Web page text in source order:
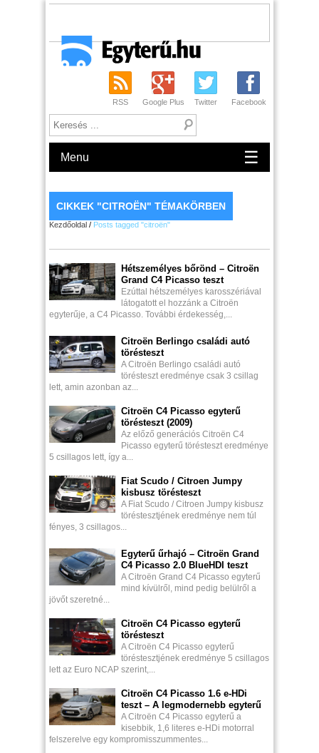
RSS Google Plus Twitter Facebook
Menu ☰
CIKKEK "CITROËN" TÉMAKÖRBEN
Kezdőoldal / Posts tagged "citroën"
Hétszemélyes bőrönd – Citroёn
Grand C4 Picasso teszt
Ezúttal hétszemélyes karosszériával
látogatott el hozzánk a Citroёn
egyterűje, a C4 Picasso. További érdekesség,...
Citroën Berlingo családi autó
törésteszt
A Citroën Berlingo családi autó
törésteszt eredménye csak 3 csillag
lett, amin azonban az...
Citroën C4 Picasso egyterű
törésteszt (2009)
Az előző generációs Citroën C4
Picasso egyterű törésteszt eredménye
5 csillagos lett, így a...
Fiat Scudo / Citroen Jumpy
kisbusz törésteszt
A Fiat Scudo / Citroen Jumpy kisbusz
töréstesztjének eredménye nem túl
fényes, 3 csillagos...
Egyterű űrhajó – Citroën Grand
C4 Picasso 2.0 BlueHDI teszt
A Citroën Grand C4 Picasso egyterű
mind kívülről, mind pedig belülről a
jövőt szeretné...
Citroën C4 Picasso egyterű
törésteszt
A Citroën C4 Picasso egyterű
töréstesztjének eredménye 5 csillagos
lett az Euro NCAP szerint,...
Citroën C4 Picasso 1.6 e-HDi
teszt – A legmodernebb egyterű
A Citroën C4 Picasso egyterű a
kisebbik, 1,6 literes e-HDi motorral
felszerelve egy kompromisszummentes...